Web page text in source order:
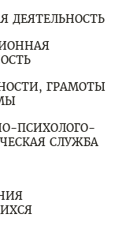
ДЕЯТЕЛЬНОСТЬ
ГРАМОТЫ
ПСИХОЛОГО-
СЛУЖБА